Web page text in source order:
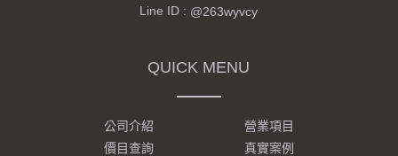
Line ID : @263wyvcy
QUICK MENU
公司介紹
營業項目
價目查詢
真實案例